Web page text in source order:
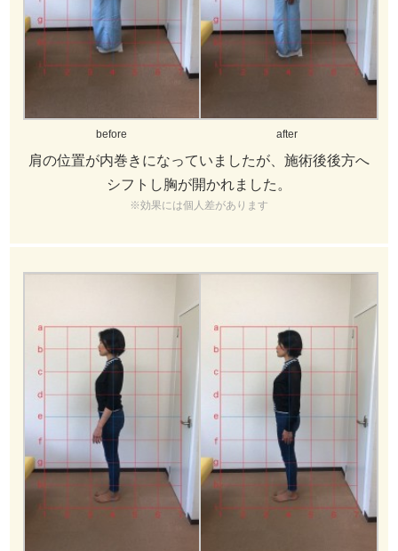
before after
肩の位置が内巻きになっていましたが、施術後後方へ
シフトし胸が開かれました。
※効果には個人差があります